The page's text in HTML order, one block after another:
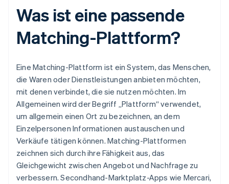
Was ist eine passende
Matching-Plattform?
Eine Matching-Plattform ist ein System, das Menschen,
die Waren oder Dienstleistungen anbieten möchten,
mit denen verbindet, die sie nutzen möchten. Im
Allgemeinen wird der Begriff „Plattform“ verwendet,
um allgemein einen Ort zu bezeichnen, an dem
Einzelpersonen Informationen austauschen und
Verkäufe tätigen können. Matching-Plattformen
zeichnen sich durch ihre Fähigkeit aus, das
Gleichgewicht zwischen Angebot und Nachfrage zu
verbessern. Secondhand-Marktplatz-Apps wie Mercari,